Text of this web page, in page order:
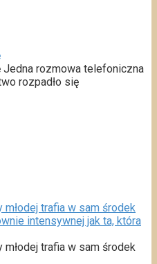
Jedna rozmowa telefoniczna
rozpadło się
młodej trafia w sam środek
intensywnej jak ta, która
młodej trafia w sam środek